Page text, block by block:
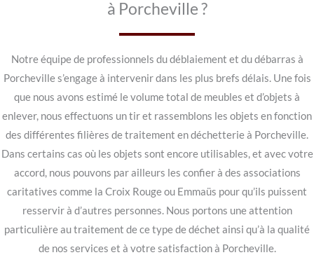
à Porcheville ?
Notre équipe de professionnels du déblaiement et du débarras à
Porcheville s’engage à intervenir dans les plus brefs délais. Une fois
que nous avons estimé le volume total de meubles et d’objets à
enlever, nous effectuons un tir et rassemblons les objets en fonction
des différentes filières de traitement en déchetterie à Porcheville.
Dans certains cas où les objets sont encore utilisables, et avec votre
accord, nous pouvons par ailleurs les confier à des associations
caritatives comme la Croix Rouge ou Emmaüs pour qu’ils puissent
resservir à d’autres personnes. Nous portons une attention
particulière au traitement de ce type de déchet ainsi qu’à la qualité
de nos services et à votre satisfaction à Porcheville.